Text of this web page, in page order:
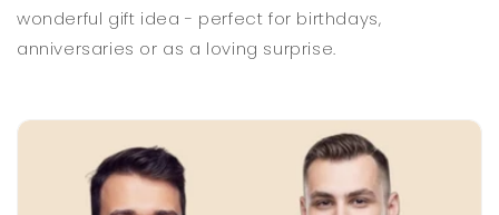
wonderful gift idea - perfect for birthdays,
anniversaries or as a loving surprise.